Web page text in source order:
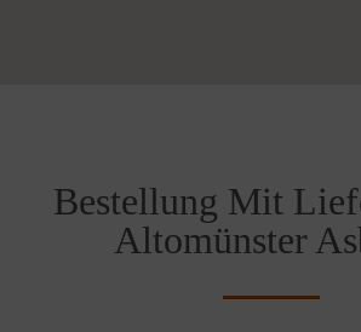
Bestellung Mit
Altomünster